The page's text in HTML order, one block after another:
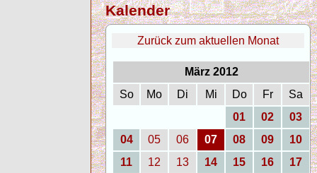
Kalender
Zurück zum aktuellen Monat
März 2012
So
Mo Di Mi Do Fr
Sa
01
02
03
04
05 06 07 08 09
10
11
12 13 14 15 16
17